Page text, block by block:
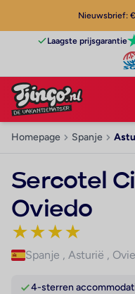
Nieuwsbrief:
Laagste prijsgarantie
Homepage Spanje
Sercotel
Oviedo
★★★★
Spanje , Asturië ,
4-sterren